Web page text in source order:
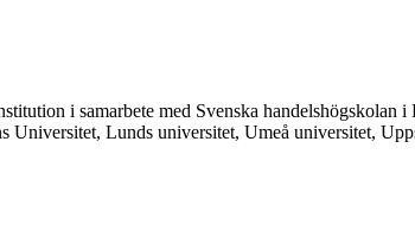
i samarbete med Svenska
Lunds universitet, Umeå universitet,